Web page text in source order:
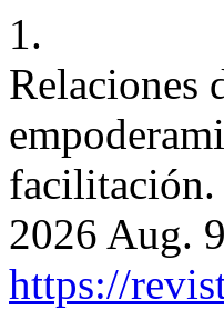
1.
Relaciones
2026 Aug.
https://